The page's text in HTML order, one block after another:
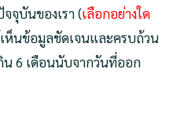
จุบันของเรา (เลือกอย่างใด
ห็นข้อมูลชัดเจนและครบถ้วน
น 6 เดือนนับจากวันที่ออก